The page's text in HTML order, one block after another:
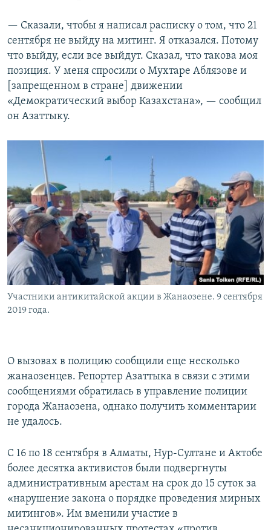
— Сказали, чтобы я написал расписку о том, что 21
сентября не выйду на митинг. Я отказался. Потому
что выйду, если все выйдут. Сказал, что такова моя
позиция. У меня спросили о Мухтаре Аблязове и
[запрещенном в стране] движении
«Демократический выбор Казахстана», — сообщил
он Азаттыку.
Участники антикитайской акции в Жанаозене. 9 сентября
2019 года.
О вызовах в полицию сообщили еще несколько
жанаозенцев. Репортер Азаттыка в связи с этими
сообщениями обратилась в управление полиции
города Жанаозена, однако получить комментарии
не удалось.
С 16 по 18 сентября в Алматы, Нур-Султане и Актобе
более десятка активистов были подвергнуты
административным арестам на срок до 15 суток за
«нарушение закона о порядке проведения мирных
митингов». Им вменили участие в